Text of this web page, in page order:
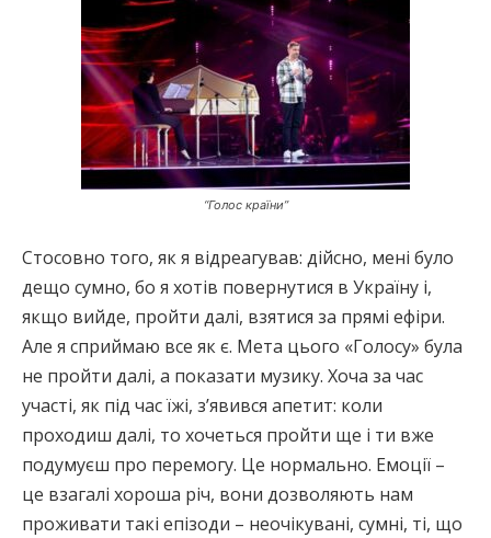
“Голос країни”
Стосовно того, як я відреагував: дійсно, мені було
дещо сумно, бо я хотів повернутися в Україну і,
якщо вийде, пройти далі, взятися за прямі ефіри.
Але я сприймаю все як є. Мета цього «Голосу» була
не пройти далі, а показати музику. Хоча за час
участі, як під час їжі, з’явився апетит: коли
проходиш далі, то хочеться пройти ще і ти вже
подумуєш про перемогу. Це нормально. Емоції –
це взагалі хороша річ, вони дозволяють нам
проживати такі епізоди – неочікувані, сумні, ті, що